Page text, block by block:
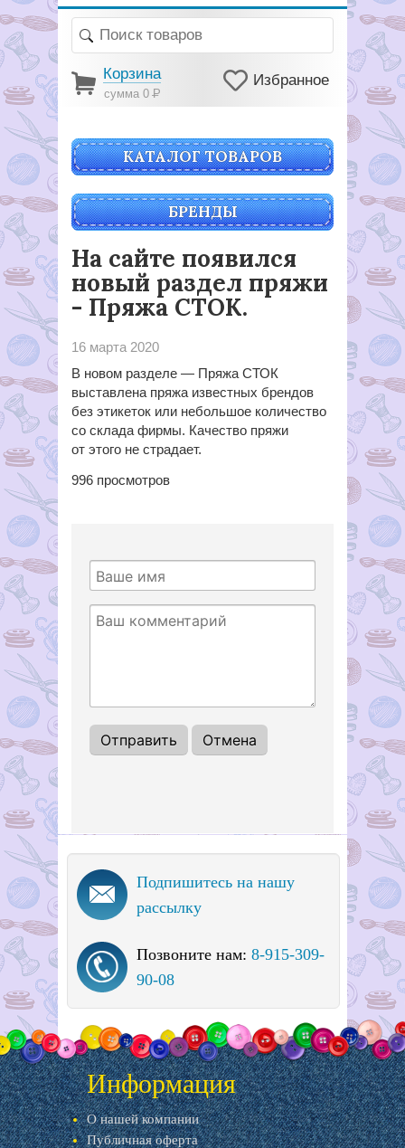
Корзина
сумма 0Р
Избранное
КАТАЛОГ ТОВАРОВ
БРЕНДЫ
На сайте появился
новый раздел пряжи
- Пряжа СТОК.
16 марта 2020
В новом разделе — Пряжа СТОК
выставлена пряжа известных брендов
без этикеток или небольшое количество
со склада фирмы. Качество пряжи
от этого не страдает.
996 просмотров
Подпишитесь на нашу
рассылку
Позвоните нам: 8-915-309-
90-08
Информация
О нашей компании
Публичная оферта